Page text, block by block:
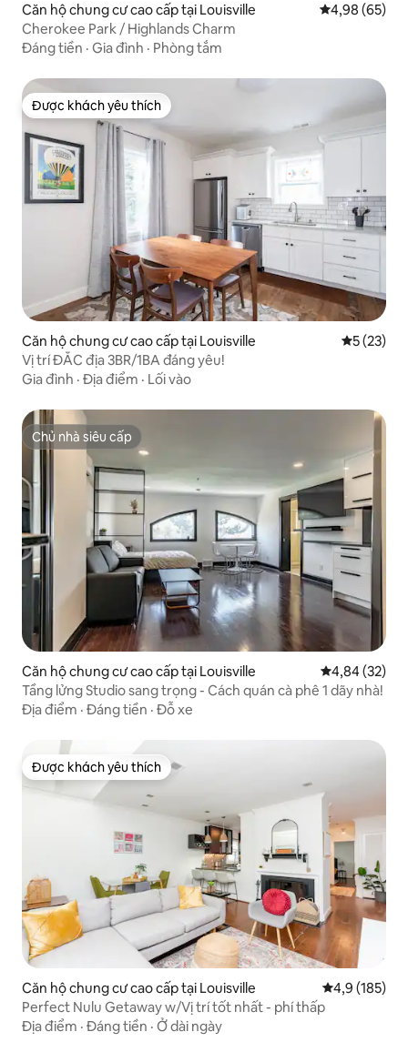
Căn hộ chung cư cao cấp tại Louisville Xếp hạng
4,98 (65)
Cherokee Park / Highlands Charm
Đáng tiền · Gia đình · Phòng tắm
Được khách yêu thích
Được khách yêu thích
Căn hộ chung cư cao cấp tại Louisville Xếp hạng
5 (23)
Vị trí ĐẮC địa 3BR/1BA đáng yêu!
Gia đình · Địa điểm · Lối vào
Chủ nhà siêu cấp
Chủ nhà siêu cấp
Căn hộ chung cư cao cấp tại Louisville Xếp hạng
4,84 (32)
Tầng lửng Studio sang trọng - Cách quán cà phê 1 dãy nhà!
Địa điểm · Đáng tiền · Đỗ xe
Được khách yêu thích
Được khách yêu thích
Căn hộ chung cư cao cấp tại Louisville Xếp hạng
4,9 (185)
Perfect Nulu Getaway w/Vị trí tốt nhất - phí thấp
Địa điểm · Đáng tiền · Ở dài ngày